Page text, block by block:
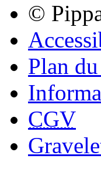
©
Plan
CGV